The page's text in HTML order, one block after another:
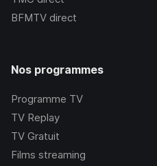
BFMTV direct
Nos programmes
Programme TV
TV Replay
TV Gratuit
Films streaming